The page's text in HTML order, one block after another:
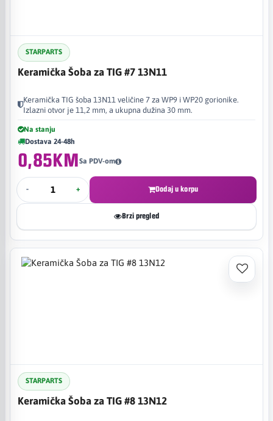
STARPARTS
Keramička Šoba za TIG #7 13N11
Keramička TIG šoba 13N11 veličine 7 za WP9 i WP20 gorionike.
Izlazni otvor je 11,2 mm, a ukupna dužina 30 mm.
Na stanju
Dostava 24-48h
0,85KMSa PDV-om
- + Dodaj u korpu
Brzi pregled
STARPARTS
Keramička Šoba za TIG #8 13N12